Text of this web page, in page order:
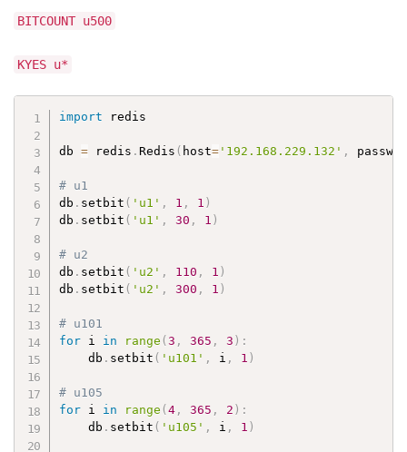
BITCOUNT u500
KYES u*
import redis
db = redis . Redis ( host= '192.168.229.132' ,
# u1
db . setbit ( 'u1' , 1 , 1 )
db . setbit ( 'u1' , 30 , 1 )
# u2
db . setbit ( 'u2' , 110 , 1 )
db . setbit ( 'u2' , 300 , 1 )
# u101
for i in range (3 , 365 , 3 ) :
    db
. setbit ( 'u101' , i , 1 )
# u105
for i in range (4 , 365 , 2 ) :
    db
. setbit ( 'u105' , i , 1 )